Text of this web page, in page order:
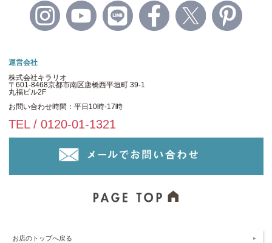
運営会社
株式会社キラリオ
〒601-8468京都市南区唐橋西平垣町 39-1
丸福ビル2F
お問い合わせ時間：平日10時-17時
TEL / 0120-01-1321
お店のトップへ戻る